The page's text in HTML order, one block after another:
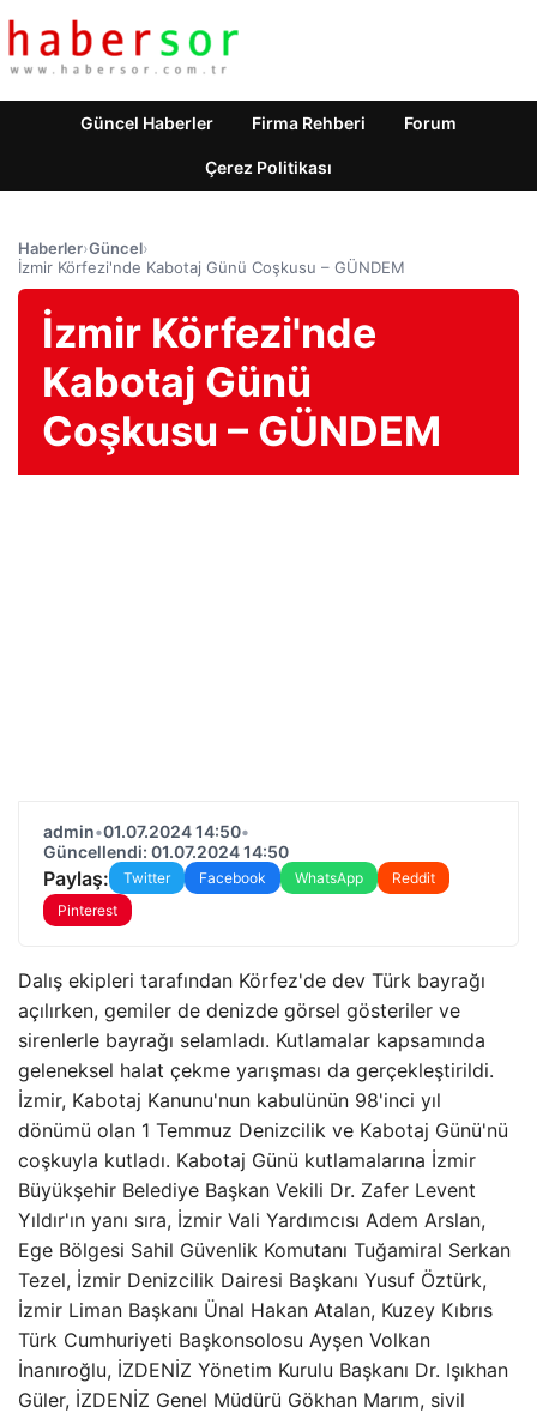
Güncel Haberler Firma Rehberi Forum
Çerez Politikası
Haberler›Güncel›
İzmir Körfezi'nde Kabotaj Günü Coşkusu – GÜNDEM
İzmir Körfezi'nde
Kabotaj Günü
Coşkusu – GÜNDEM
admin•01.07.2024 14:50•
Güncellendi: 01.07.2024 14:50
Paylaş: Twitter Facebook WhatsApp
Reddit
Pinterest
Dalış ekipleri tarafından Körfez'de dev Türk bayrağı
açılırken, gemiler de denizde görsel gösteriler ve
sirenlerle bayrağı selamladı. Kutlamalar kapsamında
geleneksel halat çekme yarışması da gerçekleştirildi.
İzmir, Kabotaj Kanunu'nun kabulünün 98'inci yıl
dönümü olan 1 Temmuz Denizcilik ve Kabotaj Günü'nü
coşkuyla kutladı. Kabotaj Günü kutlamalarına İzmir
Büyükşehir Belediye Başkan Vekili Dr. Zafer Levent
Yıldır'ın yanı sıra, İzmir Vali Yardımcısı Adem Arslan,
Ege Bölgesi Sahil Güvenlik Komutanı Tuğamiral Serkan
Tezel, İzmir Denizcilik Dairesi Başkanı Yusuf Öztürk,
İzmir Liman Başkanı Ünal Hakan Atalan, Kuzey Kıbrıs
Türk Cumhuriyeti Başkonsolosu Ayşen Volkan
İnanıroğlu, İZDENİZ Yönetim Kurulu Başkanı Dr. Işıkhan
Güler, İZDENİZ Genel Müdürü Gökhan Marım, sivil